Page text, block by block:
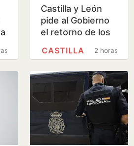
Castilla y León
pide al Gobierno
el retorno de los
Marruecos desde
2 horas
CASTILLA